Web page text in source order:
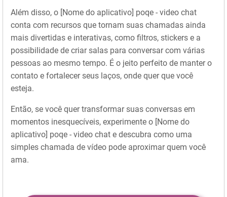
Além disso, o [Nome do aplicativo] poqe - video chat
conta com recursos que tornam suas chamadas ainda
mais divertidas e interativas, como filtros, stickers e a
possibilidade de criar salas para conversar com várias
pessoas ao mesmo tempo. É o jeito perfeito de manter o
contato e fortalecer seus laços, onde quer que você
esteja.
Então, se você quer transformar suas conversas em
momentos inesquecíveis, experimente o [Nome do
aplicativo] poqe - video chat e descubra como uma
simples chamada de vídeo pode aproximar quem você
ama.